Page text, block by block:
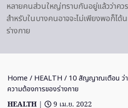
หลายคนส่วนใหญ่ทราบกันอยู่แล้วว่าคว
สำหรับในบางคนอาจจะไม่เพียงพอก็ได้
ร่างกาย
Home / HEALTH / 10 สัญญาณเตือน ว่
ความต้องการของร่างกาย
HEALTH |
9 เม.ย. 2022